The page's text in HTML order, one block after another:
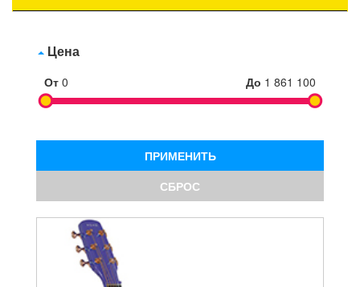
Цена
От 0 До 1 861 100
ПРИМЕНИТЬ
СБРОС